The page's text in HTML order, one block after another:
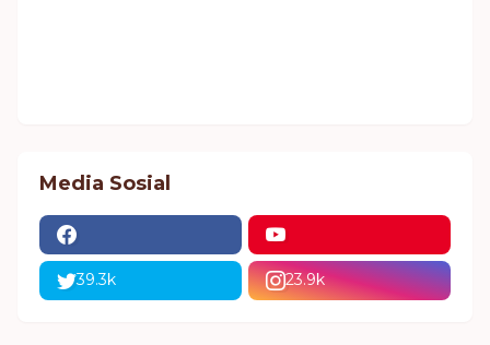
Media Sosial
39.3k 23.9k